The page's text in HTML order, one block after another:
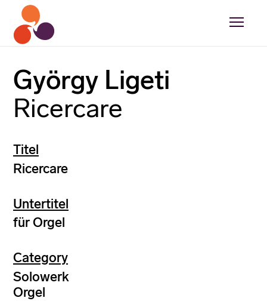
György Ligeti
Ricercare
Titel
Ricercare
Untertitel
für Orgel
Category
Solowerk
Orgel